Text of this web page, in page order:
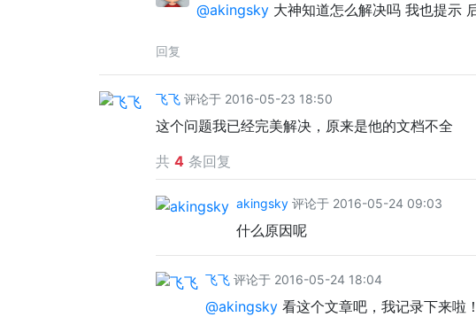
@akingsky 大神知道怎么解决吗 我也提示
回复
飞飞 评论于 2016-05-23 18:50
这个问题我已经完美解决，原来是他的文档不全
共 4 条回复
akingsky 评论于 2016-05-24 09:03
什么原因呢
飞飞 评论于 2016-05-24 18:04
@akingsky 看这个文章吧，我记录下来啦！